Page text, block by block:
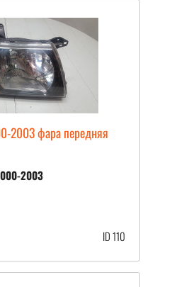
2003 фара передняя
2003
ID 110